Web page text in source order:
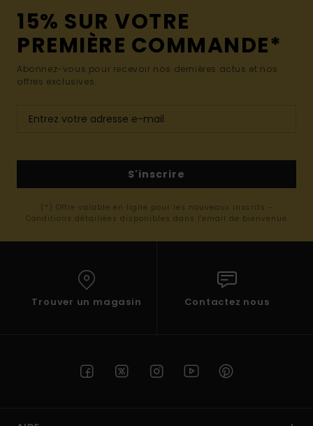
15% SUR VOTRE
PREMIÈRE COMMANDE*
Abonnez-vous pour recevoir nos dernières actus et nos
offres exclusives.
S'inscrire
(*) Offre valable en ligne pour les nouveaux inscrits -
Conditions détaillées disponibles dans l'email de bienvenue
Trouver un magasin Contactez nous